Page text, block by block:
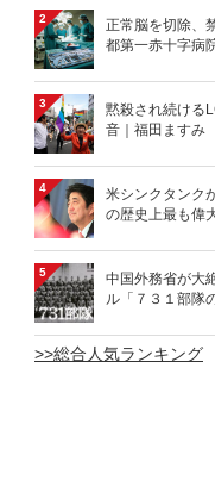
2
正常脳を切除、
都第一赤十字病
3
黙殺され続ける
音｜福田ますみ
4
米シンクタンク
の歴史上最も偉
5
中国外務省が大
ル「７３１部隊
>>総合人気ランキング